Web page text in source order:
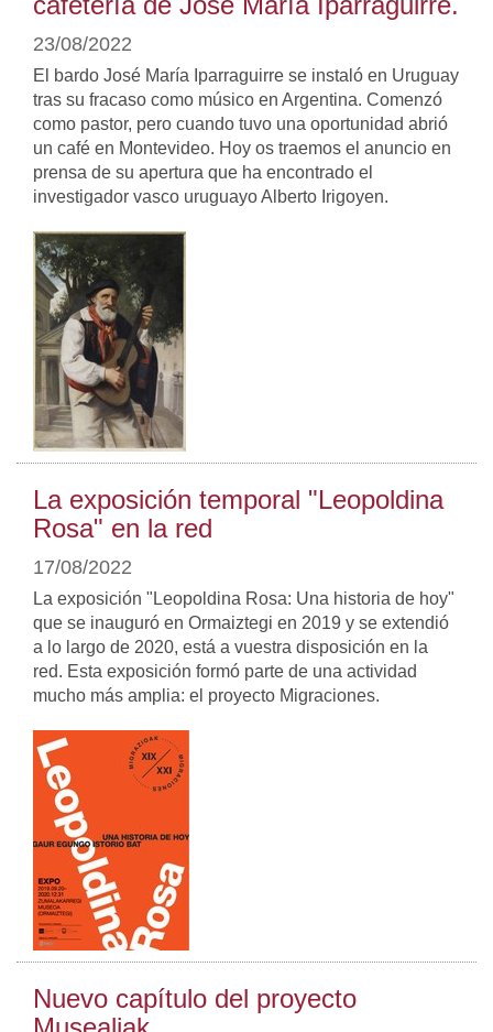
23/08/2022
El bardo José María Iparraguirre se instaló en Uruguay
tras su fracaso como músico en Argentina. Comenzó
como pastor, pero cuando tuvo una oportunidad abrió
un café en Montevideo. Hoy os traemos el anuncio en
prensa de su apertura que ha encontrado el
investigador vasco uruguayo Alberto Irigoyen.
La exposición temporal "Leopoldina
Rosa" en la red
17/08/2022
La exposición "Leopoldina Rosa: Una historia de hoy"
que se inauguró en Ormaiztegi en 2019 y se extendió
a lo largo de 2020, está a vuestra disposición en la
red. Esta exposición formó parte de una actividad
mucho más amplia: el proyecto Migraciones.
Nuevo capítulo del proyecto